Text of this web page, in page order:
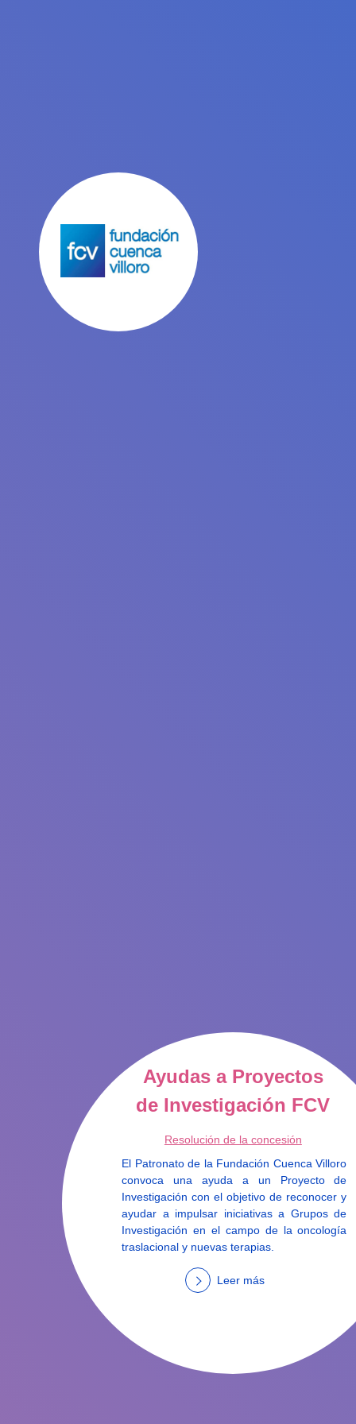
Ayudas a Proyectos
de Investigación FCV
Resolución de la concesión
El Patronato de la Fundación Cuenca Villoro
convoca una ayuda a un Proyecto de
Investigación con el objetivo de reconocer y
ayudar a impulsar iniciativas a Grupos de
Investigación en el campo de la oncología
traslacional y nuevas terapias.
Leer más